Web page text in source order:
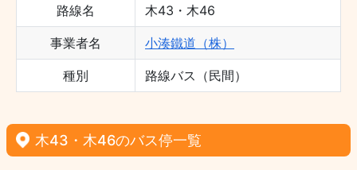
路線名 木43・木46
事業者名 小湊鐵道（株）
種別 路線バス（民間）
木43・木46のバス停一覧